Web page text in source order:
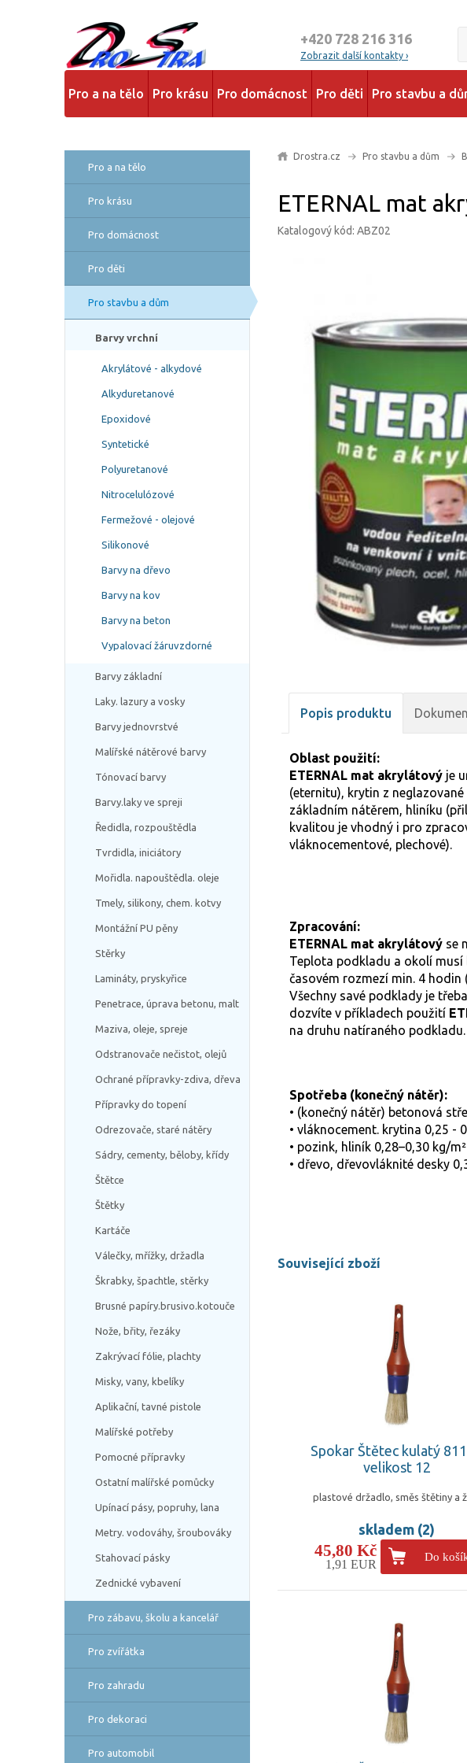
+420 728 216 316
Zobrazit další kontakty ›
Pro a na tělo Pro krásu Pro domácnost Pro děti Pro stavbu a
Pro a na tělo
Pro krásu
Pro domácnost
Pro děti
Pro stavbu a dům
Barvy vrchní
Akrylátové - alkydové
Alkyduretanové
Epoxidové
Syntetické
Polyuretanové
Nitrocelulózové
Fermežové - olejové
Silikonové
Barvy na dřevo
Barvy na kov
Barvy na beton
Vypalovací žáruvzdorné
Barvy základní
Laky. lazury a vosky
Barvy jednovrstvé
Malířské nátěrové barvy
Tónovací barvy
Barvy.laky ve spreji
Ředidla, rozpouštědla
Tvrdidla, iniciátory
Mořidla. napouštědla. oleje
Tmely, silikony, chem. kotvy
Montážní PU pěny
Stěrky
Lamináty, pryskyřice
Penetrace, úprava betonu, malt
Maziva, oleje, spreje
Odstranovače nečistot, olejů
Ochrané přípravky-zdiva, dřeva
Přípravky do topení
Odrezovače, staré nátěry
Sádry, cementy, běloby, křídy
Štětce
Štětky
Kartáče
Válečky, mřížky, držadla
Škrabky, špachtle, stěrky
Brusné papíry.brusivo.kotouče
Nože, břity, řezáky
Zakrývací fólie, plachty
Misky, vany, kbelíky
Aplikační, tavné pistole
Malířské potřeby
Pomocné přípravky
Ostatní malířské pomůcky
Upínací pásy, popruhy, lana
Metry. vodováhy, šroubováky
Stahovací pásky
Zednické vybavení
Pro zábavu, školu a kancelář
Pro zvířátka
Pro zahradu
Pro dekoraci
Pro automobil
Drostra.cz Pro stavbu a dům
ETERNAL mat
Katalogový kód: ABZ02
Popis produktu
Oblast použití:
ETERNAL mat akrylátovýje
(eternitu), krytin z
základním nátěrem, hliníku
kvalitou je vhodný i pro
vláknocementové, plechové).
Zpracování:
ETERNAL mat akrylátovýse
Teplota podkladu a okolí musí
časovém rozmezí min. 4
Všechny savé podklady je
dozvíte v příkladech použití
na druhu natíraného podkladu.
Spotřeba (konečný nátěr):
• (konečný nátěr) betonová
• vláknocement. krytina 0,25 -
• pozink, hliník 0,28–0,30 kg/
• dřevo, dřevovláknité desky
Související zboží
Spokar Štětec kulatý
velikost 12
plastové držadlo, směs štětiny a
skladem (2)
45,80 Kč
1,91 EUR
Do